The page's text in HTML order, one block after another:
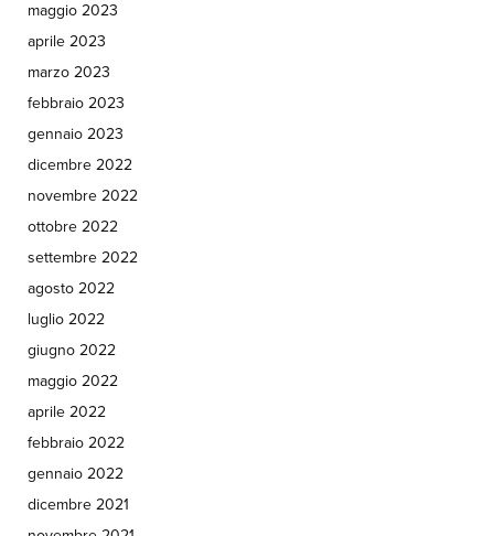
maggio 2023
aprile 2023
marzo 2023
febbraio 2023
gennaio 2023
dicembre 2022
novembre 2022
ottobre 2022
settembre 2022
agosto 2022
luglio 2022
giugno 2022
maggio 2022
aprile 2022
febbraio 2022
gennaio 2022
dicembre 2021